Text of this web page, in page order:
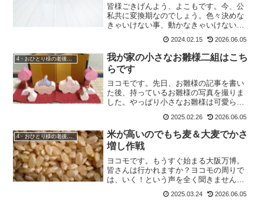
皆様ごきげんよう、よこもです。今、公
私共に変換期なのでしょう。色々決めな
きゃいけない事、動かなきゃいけないこ
踏ん張り時。そう自分を鼓舞させて頑張
っています。そして今日は、貯蓄(老後資
金の投資額)を増やすた...
2024.02.15 2026.06.05
4・おひとり様の老後準備
我が家の小さなお雛様二組はこち
らです
ヨコモです。先日、お雛様の記事を書い
た後、持っているお雛様の写真を撮りま
した。やっぱり小さなお雛様は可愛らし
自分で買ったお雛様。陶器で出来ている
お雛様です。小さなガラス瓶はたまたま
持っていてサイズがぴった...
2025.02.26 2026.06.05
米が高いのでもち麦＆大麦でかさ
増し作戦
ヨコモです。もうすぐ始まる大阪万博。
皆さんは行かれますか？ヨコモの周りで
は、いく！という声を全く聞きません。
丈夫なん？と思ってしまいます。昨秋に
2025.03.24 2026.06.05